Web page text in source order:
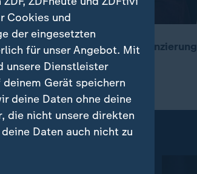
doch Personal und Finanzierung
Reformvorschläge vor.
Cookies und
der eingesetzten
für unser Angebot. Mit
unsere Dienstleister
Gerät speichern
deine Daten ohne deine
die nicht unsere direkten
Daten auch nicht zu